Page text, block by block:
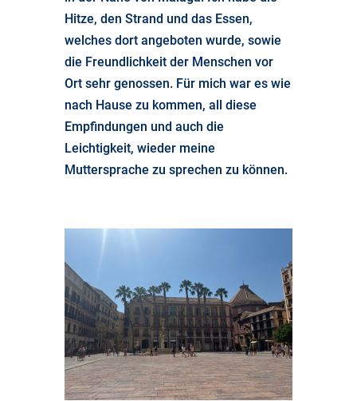
Hitze, den Strand und das Essen,
welches dort angeboten wurde, sowie
die Freundlichkeit der Menschen vor
Ort sehr genossen. Für mich war es wie
nach Hause zu kommen, all diese
Empfindungen und auch die
Leichtigkeit, wieder meine
Muttersprache zu sprechen zu können.